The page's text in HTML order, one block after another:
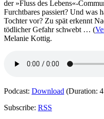
der »Fluss des Lebens«-
Furchtbares passiert? Und was
Tochter vor? Zu spät erkennt
tödlicher Gefahr schwebt … (
Melanie Kottig.
Podcast: Download (Duration:
Subscribe: RSS